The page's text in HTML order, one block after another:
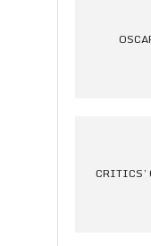
CRITICS’